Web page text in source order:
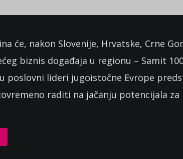
će, nakon Slovenije, Hrvatske, Crne
biznis događaja u regionu – Samit
poslovni lideri jugoistočne Evrope
raditi na jačanju potencijala za